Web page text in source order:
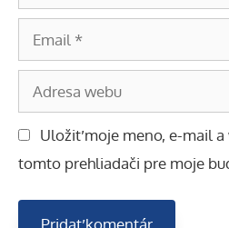
Email
Adresa
webu
Uložiť moje meno, e-mail
tomto prehliadači pre moje